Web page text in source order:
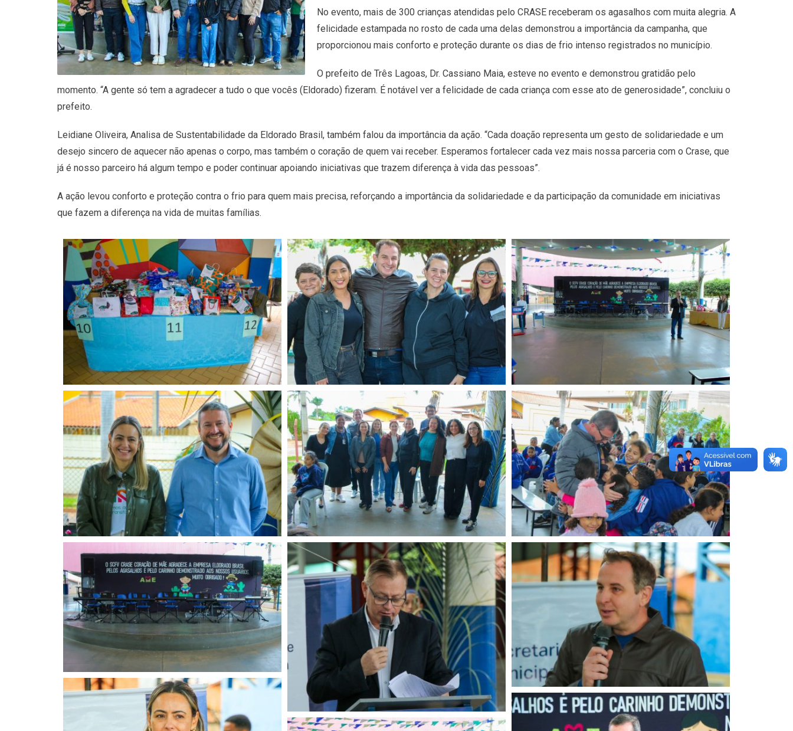
No evento, mais de 300 crianças atendidas pelo CRASE receberam os agasalhos com muita alegria. A
felicidade estampada no rosto de cada uma delas demonstrou a importância da campanha, que
proporcionou mais conforto e proteção durante os dias de frio intenso registrados no município.
O prefeito de Três Lagoas, Dr. Cassiano Maia, esteve no evento e demonstrou gratidão pelo
momento. “A gente só tem a agradecer a tudo o que vocês (Eldorado) fizeram. É notável ver a felicidade de cada criança com esse ato de generosidade”, concluiu o
prefeito.
Leidiane Oliveira, Analisa de Sustentabilidade da Eldorado Brasil, também falou da importância da ação. “Cada doação representa um gesto de solidariedade e um
desejo sincero de aquecer não apenas o corpo, mas também o coração de quem vai receber. Esperamos fortalecer cada vez mais nossa parceria com o Crase, que
já é nosso parceiro há algum tempo e poder continuar apoiando iniciativas que trazem diferença à vida das pessoas”.
A ação levou conforto e proteção contra o frio para quem mais precisa, reforçando a importância da solidariedade e da participação da comunidade em iniciativas
que fazem a diferença na vida de muitas famílias.